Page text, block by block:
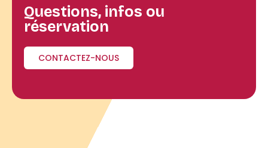
Questions, infos ou
réservation
CONTACTEZ-NOUS